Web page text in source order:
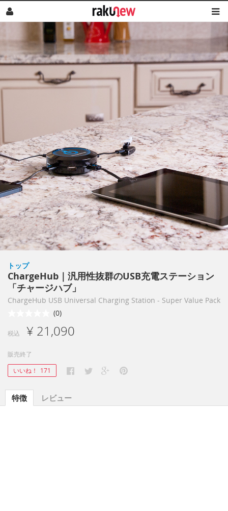
トップ
ChargeHub｜汎用性抜群のUSB充電ステーション
「チャージハブ」
ChargeHub USB Universal Charging Station - Super Value Pack
(0)
税込 ¥ 21,090
販売終了
いいね！
171
特徴 レビュー